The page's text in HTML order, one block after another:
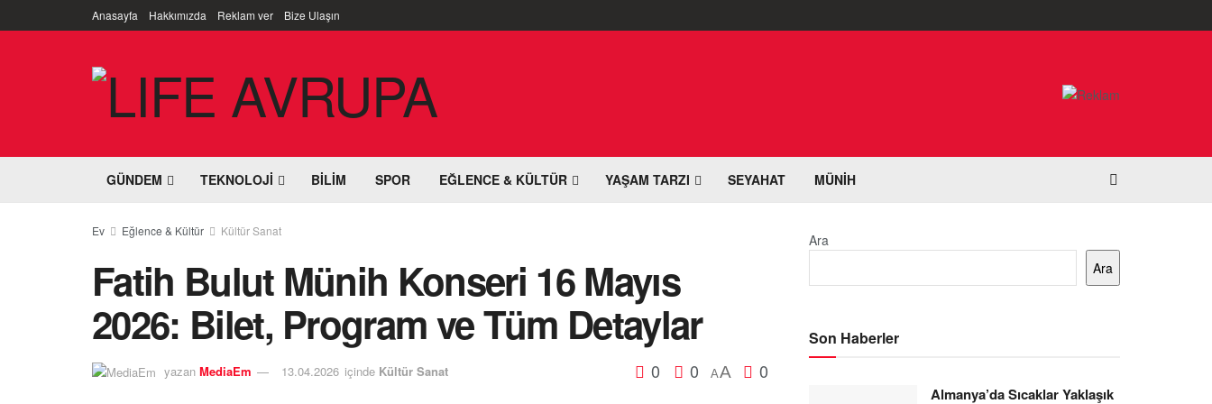
Anasayfa Hakkımızda Reklam ver Bize Ulaşın
GÜNDEM TEKNOLOJI BILIM SPOR EĞLENCE & KÜLTÜR YAŞAM TARZI SEYAHAT MÜNIH
Ev Eğlence & Kültür Kültür Sanat
Fatih Bulut Münih Konseri 16 Mayıs
2026: Bilet, Program ve Tüm Detaylar
yazan MediaEm 13.04.2026 içinde Kültür Sanat 0 0 AA 0
Ara
Ara
Son Haberler
Almanya’da Sıcaklar Yaklaşık